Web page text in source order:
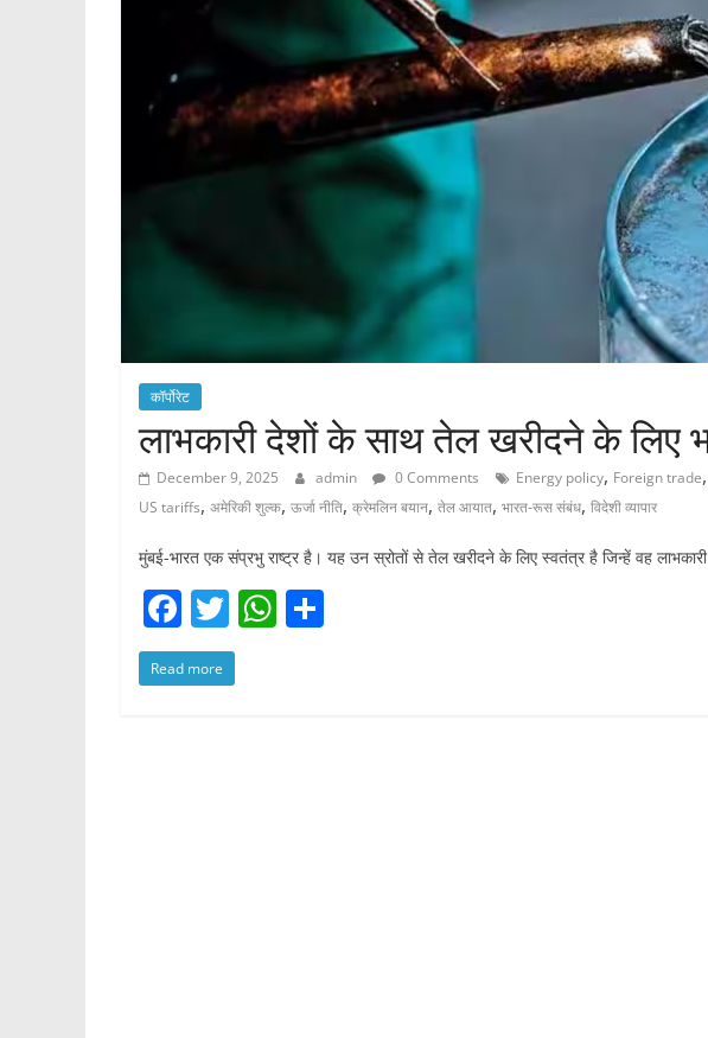
कॉर्पोरेट
लाभकारी देशों के साथ तेल खरीदने के लिए
December 9, 2025 admin 0 Comments Energy policy, Foreign trade,
US tariffs, अमेरिकी शुल्क, ऊर्जा नीति, क्रेमलिन बयान, तेल आयात, भारत-रूस संबंध, विदेशी व्यापार
मुंबई-भारत एक संप्रभु राष्ट्र है। यह उन स्रोतों से तेल खरीदने के लिए स्वतंत्र है जिन्हें वह
F
a
c
T
w
itt
W
Read more